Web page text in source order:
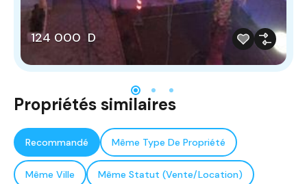
124 000 D
Propriétés similaires
Recommandé Même Type De Propriété
Même Ville Même Statut (Vente/Location)